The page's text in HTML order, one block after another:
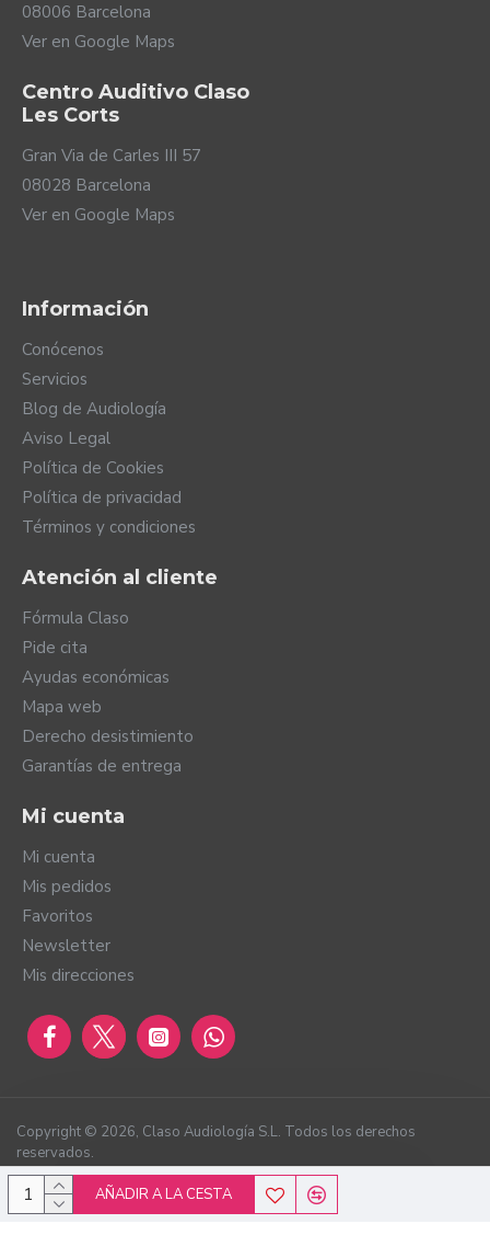
AÑADIR A LA CESTA
08006 Barcelona
Ver en Google Maps
Centro Auditivo Claso
Les Corts
Gran Via de Carles III 57
08028 Barcelona
Ver en Google Maps
Información
Conócenos
Servicios
Blog de Audiología
Aviso Legal
Política de Cookies
Política de privacidad
Términos y condiciones
Atención al cliente
Fórmula Claso
Pide cita
Ayudas económicas
Mapa web
Derecho desistimiento
Garantías de entrega
Mi cuenta
Mi cuenta
Mis pedidos
Favoritos
Newsletter
Mis direcciones
Copyright © 2026, Claso Audiología S.L. Todos los derechos
reservados.